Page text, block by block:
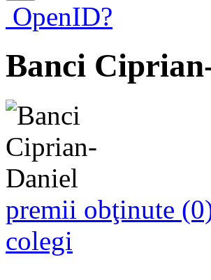
OpenID?
Banci
premii obţinute
colegi